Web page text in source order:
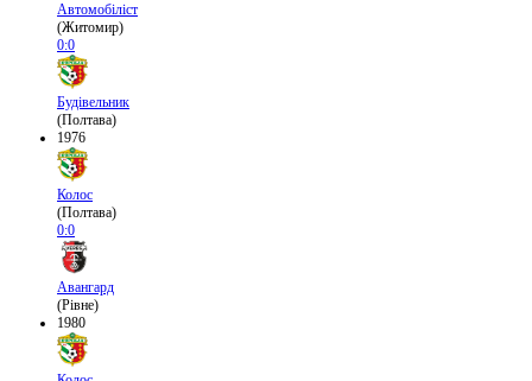
Автомобіліст
(Житомир)
0:0
Будівельник
(Полтава)
1976
Колос
(Полтава)
0:0
Авангард
(Рівне)
1980